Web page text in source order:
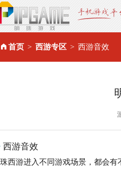
首页 西游专区 西游音效
西游音效
西游进入不同游戏场景，都会有